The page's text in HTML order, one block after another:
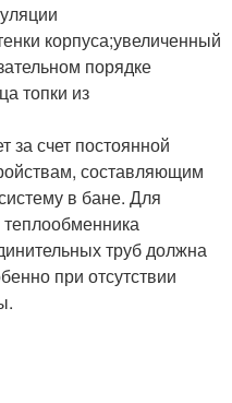
корпуса;увеличенный
порядке
топки из
за счет постоянной
составляющим
в бане. Для
труб должна
при отсутствии